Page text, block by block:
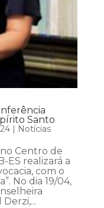
Santo
| Notícias
no Centro de
ES realizará a
com o
No dia 19/04,